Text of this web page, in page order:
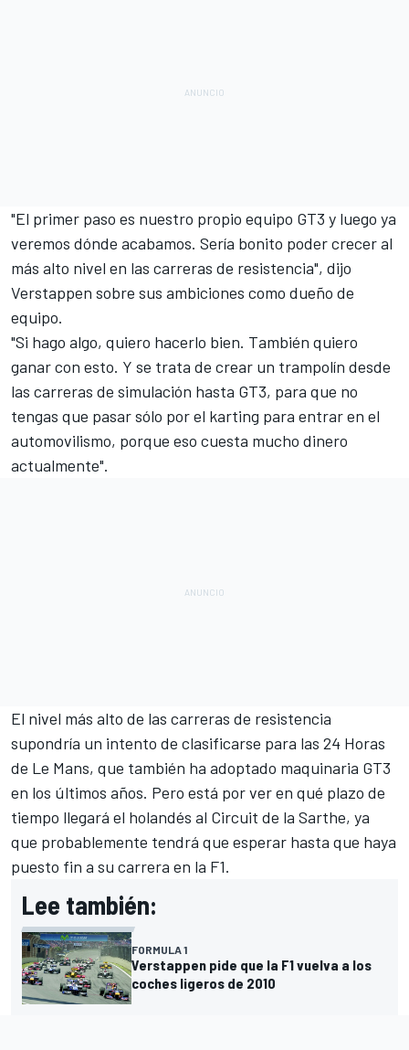
"El primer paso es nuestro propio equipo GT3 y luego ya
veremos dónde acabamos. Sería bonito poder crecer al
más alto nivel en las carreras de resistencia", dijo
Verstappen sobre sus ambiciones como dueño de
equipo.
"Si hago algo, quiero hacerlo bien. También quiero
ganar con esto. Y se trata de crear un trampolín desde
las carreras de simulación hasta GT3, para que no
tengas que pasar sólo por el karting para entrar en el
automovilismo, porque eso cuesta mucho dinero
actualmente".
El nivel más alto de las carreras de resistencia
supondría un intento de clasificarse para las 24 Horas
de Le Mans, que también ha adoptado maquinaria GT3
en los últimos años. Pero está por ver en qué plazo de
tiempo llegará el holandés al Circuit de la Sarthe, ya
que probablemente tendrá que esperar hasta que haya
puesto fin a su carrera en la F1.
Lee también:
FORMULA 1
Verstappen pide que la F1 vuelva a los
coches ligeros de 2010